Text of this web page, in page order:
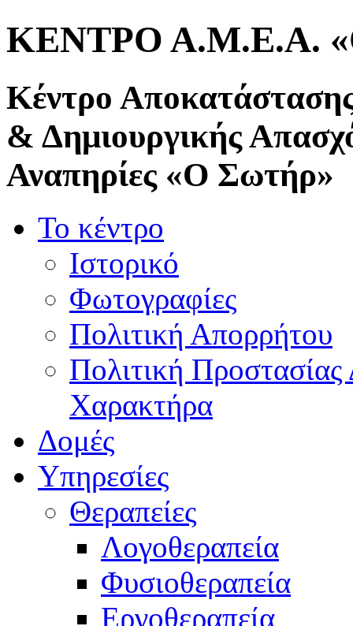
ΚΕΝΤΡΟ Α.Μ.Ε.Α.
Κέντρο
& Δημιουργικής
Αναπηρίες «Ο Σωτήρ»
Το κέντρο
Ιστορικό
Φωτογραφίες
Πολιτική Απορρήτου
Πολιτική
Χαρακτήρα
Δομές
Υπηρεσίες
Θεραπείες
Λογοθεραπεία
Φυσιοθεραπεία
Εργοθεραπεία